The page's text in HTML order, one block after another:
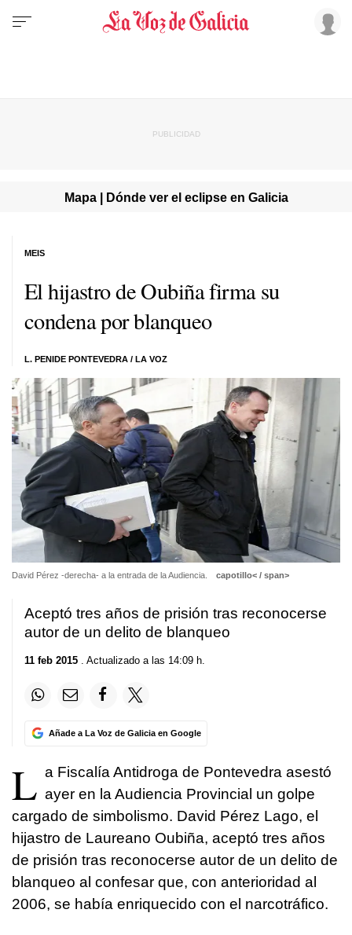
Mapa | Dónde ver el eclipse en Galicia
El hijastro de Oubiña firma su
condena por blanqueo
L. PENIDE PONTEVEDRA / LA VOZ
MEIS
David Pérez -derecha- a la entrada de la Audiencia. capotillo< / span>
Aceptó tres años de prisión tras reconocerse
autor de un delito de blanqueo
11 feb 2015 . Actualizado a las 14:09 h.
Añade a La Voz de Galicia en Google
L a Fiscalía Antidroga de Pontevedra asestó
ayer en la Audiencia Provincial un golpe
cargado de simbolismo. David Pérez Lago, el
hijastro de Laureano Oubiña, aceptó tres años
de prisión tras reconocerse autor de un delito de
blanqueo al confesar que, con anterioridad al
2006, se había enriquecido con el narcotráfico.